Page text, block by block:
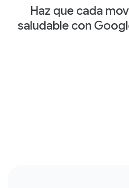
Haz que cada
saludable con